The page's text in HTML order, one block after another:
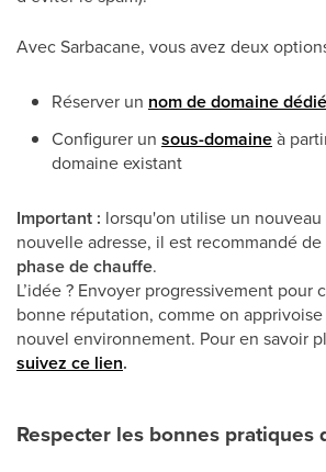
Avec Sarbacane, vous avez deux
Réserver un nom de domaine dédié
Configurer un sous-domaineà
domaine existant
Important : lorsqu'on utilise un
nouvelle adresse, il est recommandé
phase de chauffe.
L’idée ? Envoyer progressivement pour
bonne réputation, comme on
nouvel environnement. Pour en savoir
suivez ce lien.
Respecter les bonnes